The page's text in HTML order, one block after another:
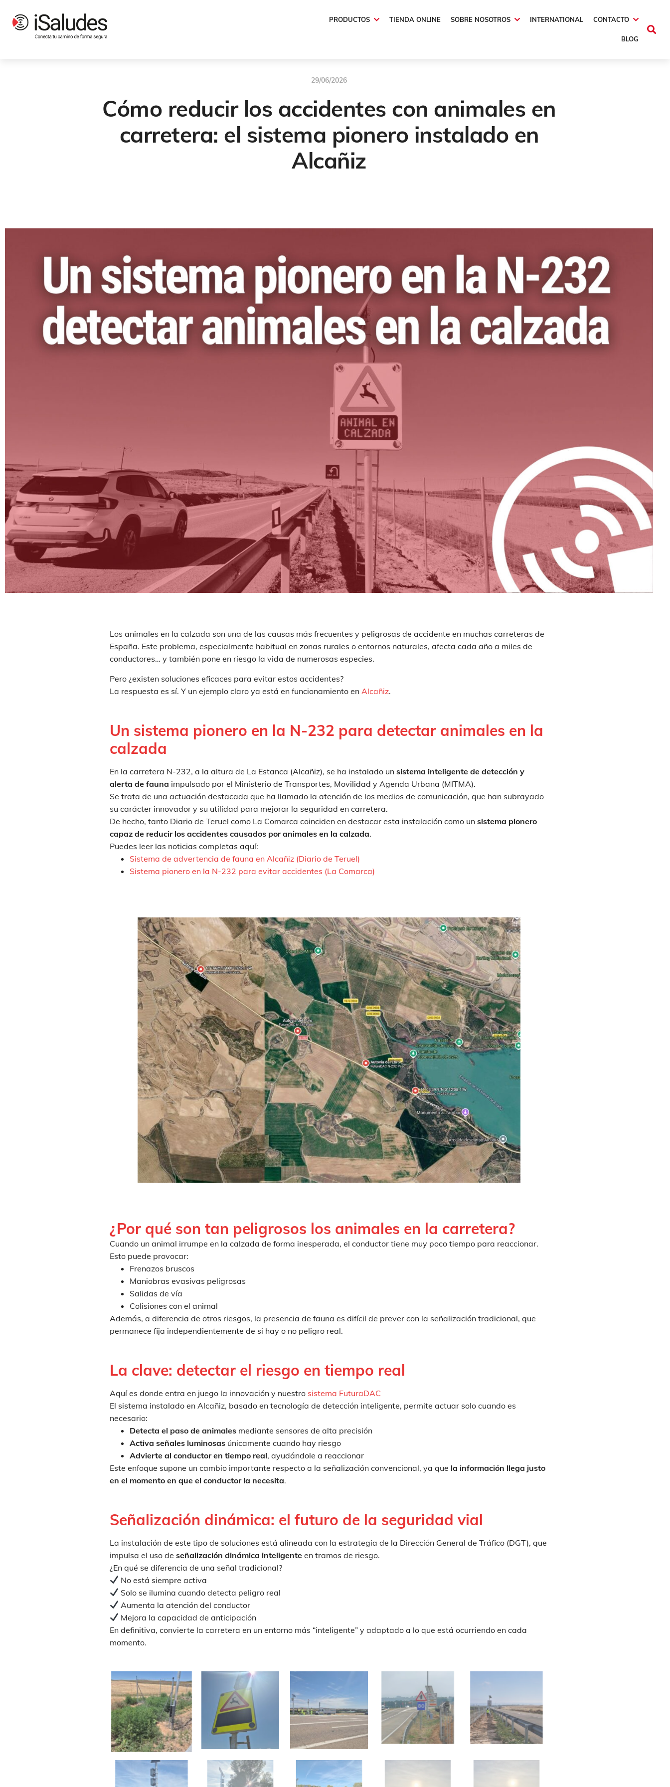
PRODUCTOS TIENDA ONLINE SOBRE NOSOTROS INTERNATIONAL CONTACTO
BLOG
29/06/2026
Cómo reducir los accidentes con animales en
carretera: el sistema pionero instalado en
Alcañiz
Los animales en la calzada son una de las causas más frecuentes y peligrosas de accidente en muchas carreteras de
España. Este problema, especialmente habitual en zonas rurales o entornos naturales, afecta cada año a miles de
conductores… y también pone en riesgo la vida de numerosas especies.
Pero ¿existen soluciones eficaces para evitar estos accidentes?
La respuesta es sí. Y un ejemplo claro ya está en funcionamiento en Alcañiz.
Un sistema pionero en la N-232 para detectar animales en la
calzada
En la carretera N-232, a la altura de La Estanca (Alcañiz), se ha instalado un sistema inteligente de detección y
alerta de fauna impulsado por el Ministerio de Transportes, Movilidad y Agenda Urbana (MITMA).
Se trata de una actuación destacada que ha llamado la atención de los medios de comunicación, que han subrayado
su carácter innovador y su utilidad para mejorar la seguridad en carretera.
De hecho, tanto Diario de Teruel como La Comarca coinciden en destacar esta instalación como un sistema pionero
capaz de reducir los accidentes causados por animales en la calzada.
Puedes leer las noticias completas aquí:
Sistema de advertencia de fauna en Alcañiz (Diario de Teruel)
Sistema pionero en la N-232 para evitar accidentes (La Comarca)
¿Por qué son tan peligrosos los animales en la carretera?
Cuando un animal irrumpe en la calzada de forma inesperada, el conductor tiene muy poco tiempo para reaccionar.
Esto puede provocar:
Frenazos bruscos
Maniobras evasivas peligrosas
Salidas de vía
Colisiones con el animal
Además, a diferencia de otros riesgos, la presencia de fauna es difícil de prever con la señalización tradicional, que
permanece fija independientemente de si hay o no peligro real.
La clave: detectar el riesgo en tiempo real
Aquí es donde entra en juego la innovación y nuestro sistema FuturaDAC
El sistema instalado en Alcañiz, basado en tecnología de detección inteligente, permite actuar solo cuando es
necesario:
Detecta el paso de animales mediante sensores de alta precisión
Activa señales luminosas únicamente cuando hay riesgo
Advierte al conductor en tiempo real, ayudándole a reaccionar
Este enfoque supone un cambio importante respecto a la señalización convencional, ya que la información llega justo
en el momento en que el conductor la necesita.
Señalización dinámica: el futuro de la seguridad vial
La instalación de este tipo de soluciones está alineada con la estrategia de la Dirección General de Tráfico (DGT), que
impulsa el uso de señalización dinámica inteligente en tramos de riesgo.
¿En qué se diferencia de una señal tradicional?
No está siempre activa
Solo se ilumina cuando detecta peligro real
Aumenta la atención del conductor
Mejora la capacidad de anticipación
En definitiva, convierte la carretera en un entorno más “inteligente” y adaptado a lo que está ocurriendo en cada
momento.